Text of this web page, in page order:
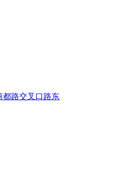
都路交叉口路东